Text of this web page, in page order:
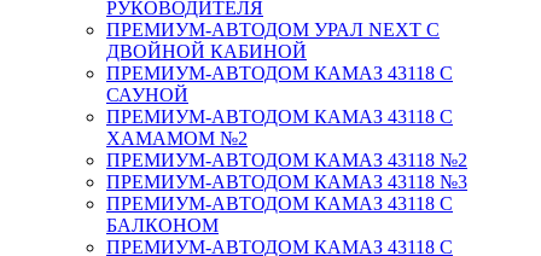
РУКОВОДИТЕЛЯ
ПРЕМИУМ-АВТОДОМ УРАЛ NEXT С
ДВОЙНОЙ КАБИНОЙ
ПРЕМИУМ-АВТОДОМ КАМАЗ 43118 С
САУНОЙ
ПРЕМИУМ-АВТОДОМ КАМАЗ 43118 С
ХАМАМОМ №2
ПРЕМИУМ-АВТОДОМ КАМАЗ 43118 №2
ПРЕМИУМ-АВТОДОМ КАМАЗ 43118 №3
ПРЕМИУМ-АВТОДОМ КАМАЗ 43118 С
БАЛКОНОМ
ПРЕМИУМ-АВТОДОМ КАМАЗ 43118 С